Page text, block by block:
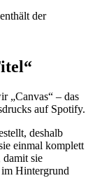
der
„Canvas“ – das
auf Spotify.
deshalb
einmal komplett
damit sie
Hintergrund